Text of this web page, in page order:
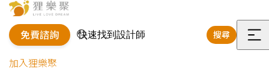
免費諮詢 搜尋
選
加入狸樂聚